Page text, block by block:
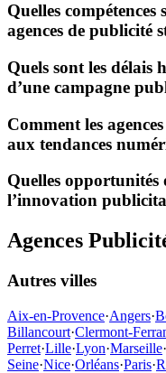
Quelles
agences de publicité
Quels sont les délais
d’une campagne
Comment les
aux tendances
Quelles
l’innovation
Agences
Autres villes
Aix-en-Provence·Angers·
Billancourt·Clermont-
Perret·Lille·Lyon·Marseille·
Seine·Nice·Orléans·Paris·